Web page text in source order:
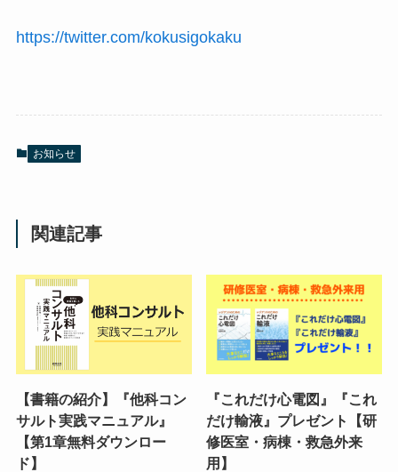
https://twitter.com/kokusigokaku
お知らせ
関連記事
【書籍の紹介】『他科コン
サルト実践マニュアル』
【第1章無料ダウンロー
ド】
『これだけ心電図』『これ
だけ輸液』プレゼント【研
修医室・病棟・救急外来
用】